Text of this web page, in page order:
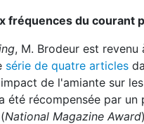
fréquences du courant
, M. Brodeur est revenu
série de quatre articles
de l'amiante sur
été récompensée par un
National Magazine Award